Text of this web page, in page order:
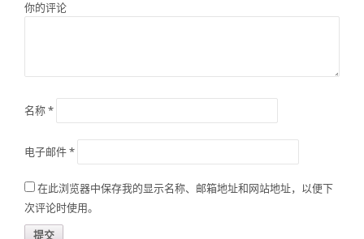
你的评论
名称 *
电子邮件 *
在此浏览器中保存我的显示名称、邮箱地址和网站地址，以便下
次评论时使用。